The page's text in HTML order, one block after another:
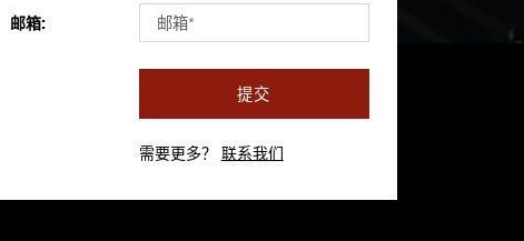
邮箱:
提交
需要更多？ 联系我们